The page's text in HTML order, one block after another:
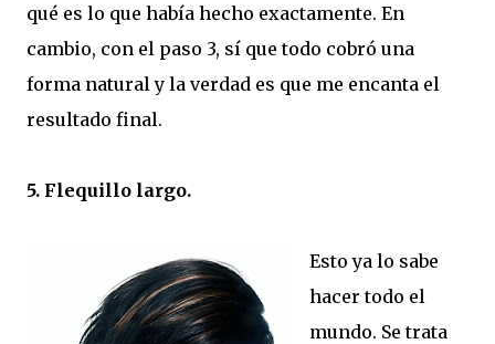
qué es lo que había hecho exactamente. En
cambio, con el paso 3, sí que todo cobró una
forma natural y la verdad es que me encanta el
resultado final.
5. Flequillo largo.
Esto ya lo sabe
hacer todo el
mundo. Se trata